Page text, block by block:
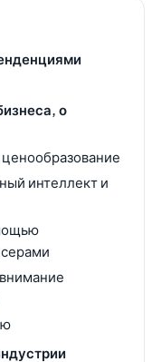
о
интеллект и